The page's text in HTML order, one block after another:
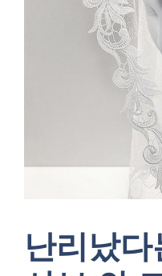
난리났